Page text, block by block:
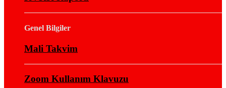
Genel Bilgiler
Mali Takvim
Zoom Kullanım Klavuzu